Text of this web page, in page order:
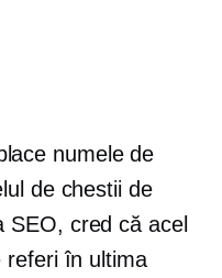
numele de
de chestii de
SEO, cred că acel
referi în ultima